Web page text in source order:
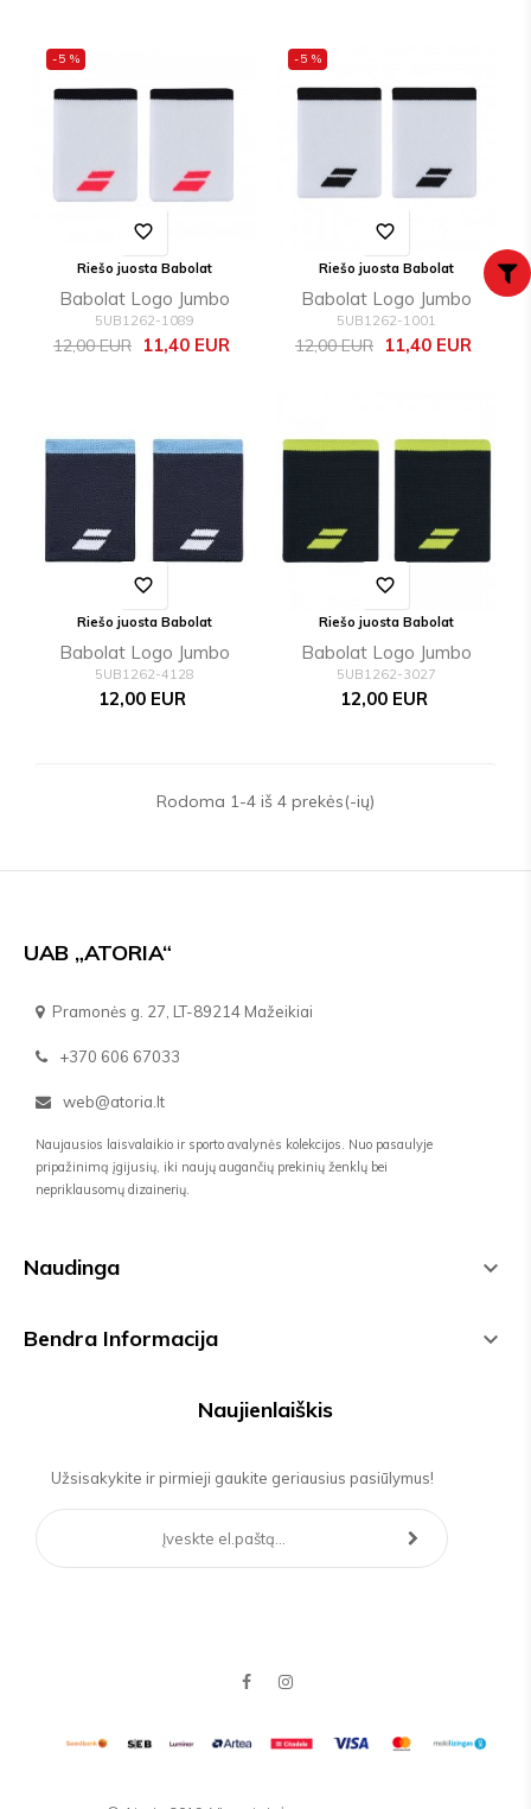
-5 %
favorite_border
Riešo juosta Babolat
Babolat Logo Jumbo
5UB1262-1089
Bazinė
12,00 EUR Kaina
11,40 EUR
-5 %
favorite_border
Riešo juosta Babolat
Babolat Logo Jumbo
5UB1262-1001
Bazinė
12,00 EUR Kaina
11,40 EUR
favorite_border
Riešo juosta Babolat
Babolat Logo Jumbo
5UB1262-4128
Kaina
12,00 EUR
favorite_border
Riešo juosta Babolat
Babolat Logo Jumbo
5UB1262-3027
Kaina
12,00 EUR
Rodoma 1-4 iš 4 prekės(-ių)
UAB „ATORIA“
Pramonės g. 27, LT-89214 Mažeikiai
+370 606 67033
web@atoria.lt
Naujausios laisvalaikio ir sporto avalynės kolekcijos. Nuo pasaulyje
pripažinimą įgijusių, iki naujų augančių prekinių ženklų bei
nepriklausomų dizainerių.
Naudinga 
Bendra Informacija 
Naujienlaiškis
Užsisakykite ir pirmieji gaukite geriausius pasiūlymus!
Facebook